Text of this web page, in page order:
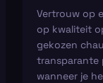
Vertrouw op
op kwaliteit
gekozen
transparante
wanneer je